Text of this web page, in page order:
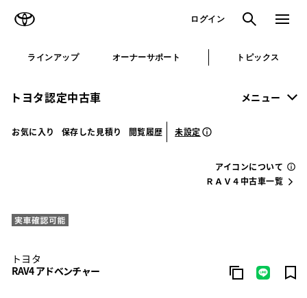
ログイン 検索 メニュ
ラインアップ オーナーサポート トピックス
トヨタ認定中古車 メニュー
お気に入り 保存した見積り 閲覧履歴 未設定
アイコンについて
ＲＡＶ４中古車一覧
トヨタ
RAV4 アドベンチャー